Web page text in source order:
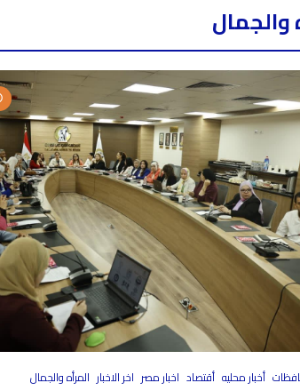
والجمال
أخبار محليه أقتصاد اخبار مصر اخر الاخبار المرأه والجمال